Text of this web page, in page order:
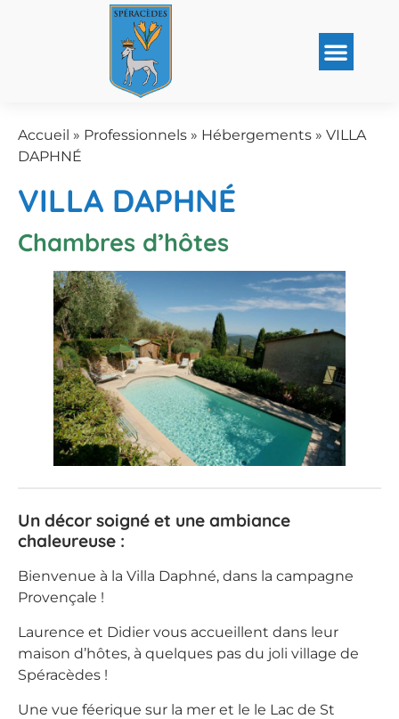
Accueil » Professionnels » Hébergements » VILLA
DAPHNÉ
VILLA DAPHNÉ
Chambres d’hôtes
Un décor soigné et une ambiance
chaleureuse :
Bienvenue à la Villa Daphné, dans la campagne
Provençale !
Laurence et Didier vous accueillent dans leur
maison d’hôtes, à quelques pas du joli village de
Spéracèdes !
Une vue féerique sur la mer et le le Lac de St